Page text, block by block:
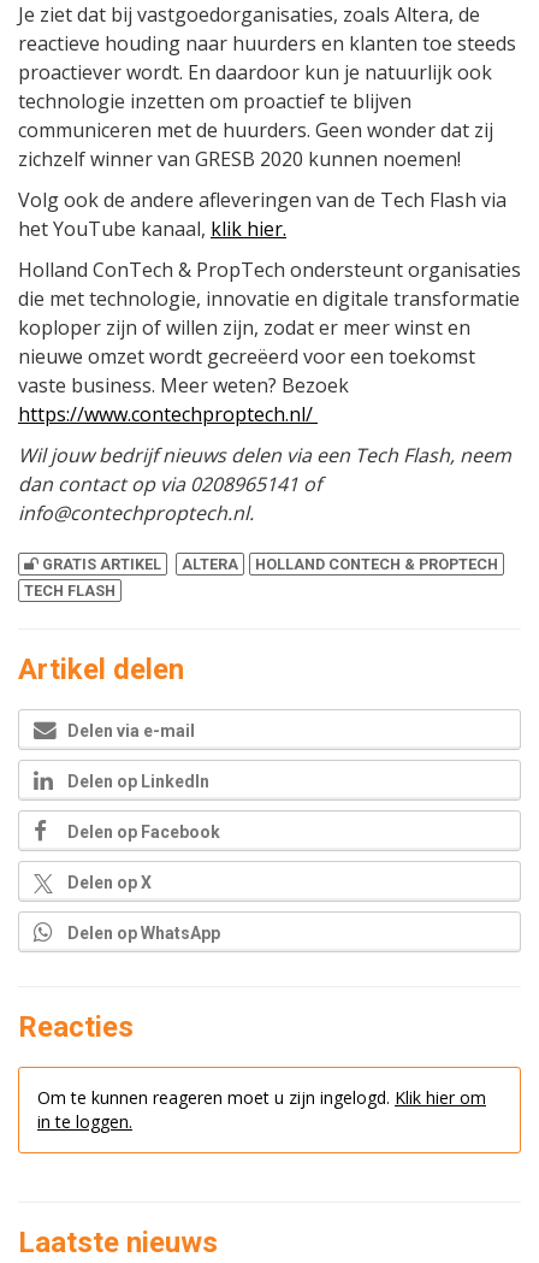
Je ziet dat bij vastgoedorganisaties, zoals Altera, de
reactieve houding naar huurders en klanten toe steeds
proactiever wordt. En daardoor kun je natuurlijk ook
technologie inzetten om proactief te blijven
communiceren met de huurders. Geen wonder dat zij
zichzelf winner van GRESB 2020 kunnen noemen!
Volg ook de andere afleveringen van de Tech Flash via
het YouTube kanaal, klik hier.
Holland ConTech & PropTech ondersteunt organisaties
die met technologie, innovatie en digitale transformatie
koploper zijn of willen zijn, zodat er meer winst en
nieuwe omzet wordt gecreëerd voor een toekomst
vaste business. Meer weten? Bezoek
https://www.contechproptech.nl/
Wil jouw bedrijf nieuws delen via een Tech Flash, neem
dan contact op via 0208965141 of
info@contechproptech.nl.
GRATIS ARTIKEL ALTERA
HOLLAND CONTECH & PROPTECH
TECH FLASH
Artikel delen
Delen via e-mail
Delen op LinkedIn
Delen op Facebook
Delen op X
Delen op WhatsApp
Reacties
Om te kunnen reageren moet u zijn ingelogd. Klik hier om
in te loggen.
Laatste nieuws